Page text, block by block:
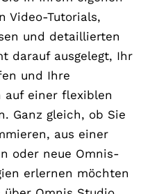
Video-Tutorials,
und detaillierten
darauf ausgelegt, Ihr
und Ihre
auf einer flexiblen
Ganz gleich, ob Sie
aus einer
oder neue Omnis-
erlernen möchten